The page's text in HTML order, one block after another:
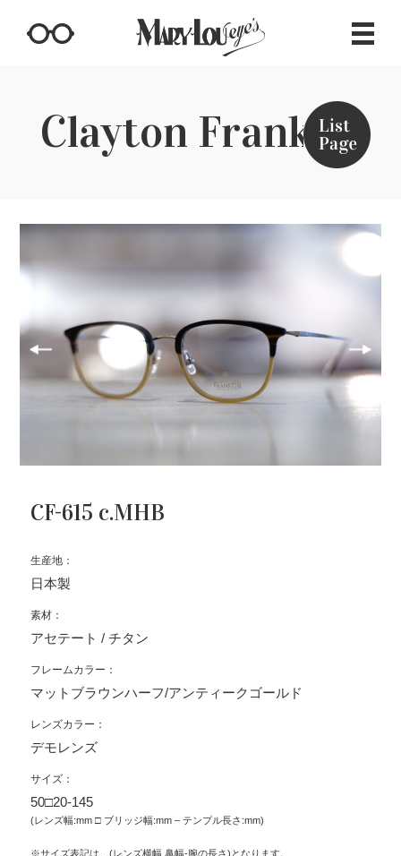
Clayton Franklin
CF-615 c.MHB
生産地：
日本製
素材：
アセテート / チタン
フレームカラー：
マットブラウンハーフ/アンティークゴールド
レンズカラー：
デモレンズ
サイズ：
50□20-145
(レンズ幅:mm □ ブリッジ幅:mm – テンプル長さ:mm)
※サイズ表記は、(レンズ横幅 鼻幅-腕の長さ)となります。